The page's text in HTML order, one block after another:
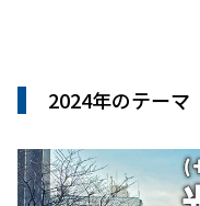
2024年のテーマ